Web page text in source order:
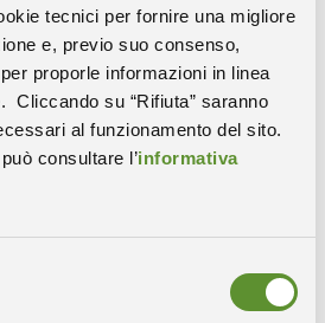
tecnici per fornire una migliore
e, previo suo consenso,
proporle informazioni in linea
Cliccando su “Rifiuta” saranno
al funzionamento del sito.
consultare l’informativa
CNR – IC
LINKEDIN